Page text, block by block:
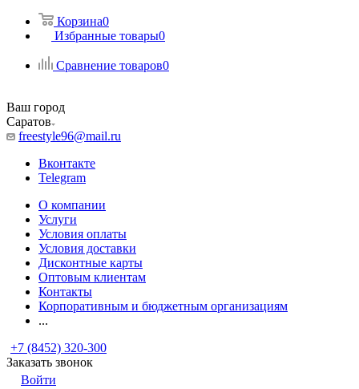
Корзина0
Избранные товары0
Сравнение товаров0
Ваш город
Саратов
freestyle96@mail.ru
Вконтакте
Telegram
О компании
Услуги
Условия оплаты
Условия доставки
Дисконтные карты
Оптовым клиентам
Контакты
Корпоративным и бюджетным организациям
...
+7 (8452) 320-300
Заказать звонок
Войти